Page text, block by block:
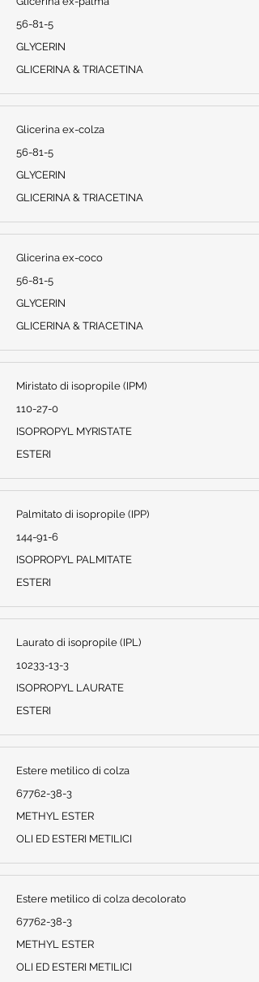
56-81-5
GLYCERIN
GLICERINA & TRIACETINA
Glicerina ex-colza
56-81-5
GLYCERIN
GLICERINA & TRIACETINA
Glicerina ex-coco
56-81-5
GLYCERIN
GLICERINA & TRIACETINA
Miristato di isopropile (IPM)
110-27-0
ISOPROPYL MYRISTATE
ESTERI
Palmitato di isopropile (IPP)
144-91-6
ISOPROPYL PALMITATE
ESTERI
Laurato di isopropile (IPL)
10233-13-3
ISOPROPYL LAURATE
ESTERI
Estere metilico di colza
67762-38-3
METHYL ESTER
OLI ED ESTERI METILICI
Estere metilico di colza decolorato
67762-38-3
METHYL ESTER
OLI ED ESTERI METILICI